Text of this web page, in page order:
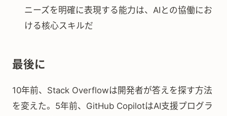
ニーズを明確に表現する能力は、AIとの協働にお
ける核心スキルだ
最後に
10年前、Stack Overflowは開発者が答えを探す方法
を変えた。5年前、GitHub CopilotはAI支援プログラ